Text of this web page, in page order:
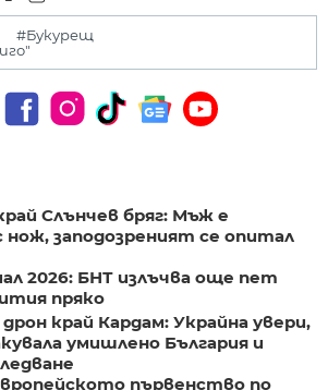
#Букурещ
Слънчев бряг: Мъж е
нож, заподозреният се опитал
2026: БНТ излъчва още пет
пряко
край Кардам: Украйна увери,
умишлено България и
първенство по